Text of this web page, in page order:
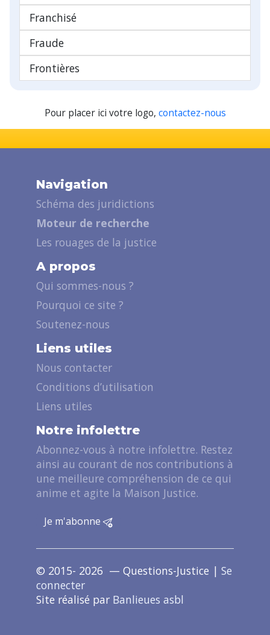
Franchisé
Fraude
Frontières
Pour placer ici votre logo, contactez-nous
Navigation
Schéma des juridictions
Moteur de recherche
Les rouages de la justice
A propos
Qui sommes-nous ?
Pourquoi ce site ?
Soutenez-nous
Liens utiles
Nous contacter
Conditions d’utilisation
Liens utiles
Notre infolettre
Abonnez-vous à notre infolettre. Restez
ainsi au courant de nos contributions à
une meilleure compréhension de ce qui
anime et agite la Maison Justice.
Je m'abonne
© 2015- 2026 — Questions-Justice | Se
connecter
Site réalisé par Banlieues asbl